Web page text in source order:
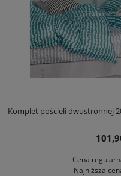
Komplet pościeli dwustronnej
Cena
Najniższa